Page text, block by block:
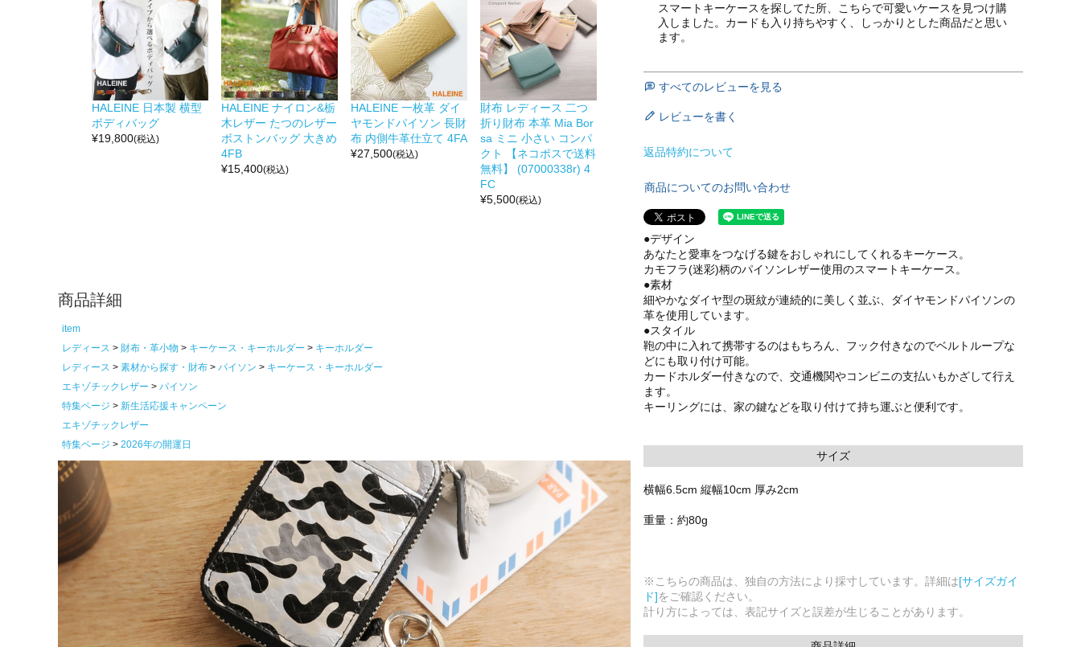
HALEINE 日本製 横型
ボディバッグ
¥19,800(税込)
HALEINE ナイロン&栃
木レザー たつのレザー
ボストンバッグ 大きめ
4FB
¥15,400(税込)
HALEINE 一枚革 ダイ
ヤモンドパイソン 長財
布 内側牛革仕立て 4FA
¥27,500(税込)
財布 レディース 二つ
折り財布 本革 Mia Bor
sa ミニ 小さい コンパ
クト 【ネコポスで送料
無料】 (07000338r) 4
FC
¥5,500(税込)
商品詳細
item
レディース
財布・革小物 キーケース・キーホルダー
キーホルダー
レディース
素材から探す・財布 パイソン
キーケース・キーホルダー
エキゾチックレザー
パイソン
特集ページ
新生活応援キャンペーン
エキゾチックレザー
特集ページ
2026年の開運日
スマートキーケースを探してた所、こちらで可愛いケースを見つけ購
入しました。カードも入り持ちやすく、しっかりとした商品だと思い
ます。
すべてのレビューを見る
レビューを書く
返品特約について
商品についてのお問い合わせ
●デザイン
あなたと愛車をつなげる鍵をおしゃれにしてくれるキーケース。
カモフラ(迷彩)柄のパイソンレザー使用のスマートキーケース。
●素材
細やかなダイヤ型の斑紋が連続的に美しく並ぶ、ダイヤモンドパイソンの
革を使用しています。
●スタイル
鞄の中に入れて携帯するのはもちろん、フック付きなのでベルトループな
どにも取り付け可能。
カードホルダー付きなので、交通機関やコンビニの支払いもかざして行え
ます。
キーリングには、家の鍵などを取り付けて持ち運ぶと便利です。
サイズ
横幅6.5cm 縦幅10cm 厚み2cm
重量：約80g
※こちらの商品は、独自の方法により採寸しています。詳細は[サイズガイ
ド]をご確認ください。
計り方によっては、表記サイズと誤差が生じることがあります。